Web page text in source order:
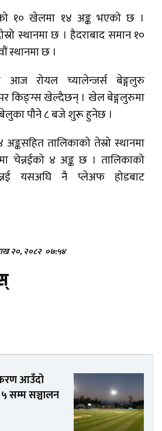
१० खेलमा १४ अङ्क भएको छ ।
स्थानमा छ । हैदराबाद समान १०
स्थानमा छ ।
आज रोयल च्यालेन्जर्स बेङ्गलुरु
किङ्ग्स खेल्दैछन् । खेल बेङ्गलुरुमा
पौने ८ बजे शुरू हुनेछ ।
तालिकाको तेस्रो स्थानमा
चेन्नईको ४ अङ्क छ । तालिकाको
यसअघि नै प्लेअफ होडबाट
२०, २०८२ ०७:५४
आउँदो
सम्म सञ्चालन